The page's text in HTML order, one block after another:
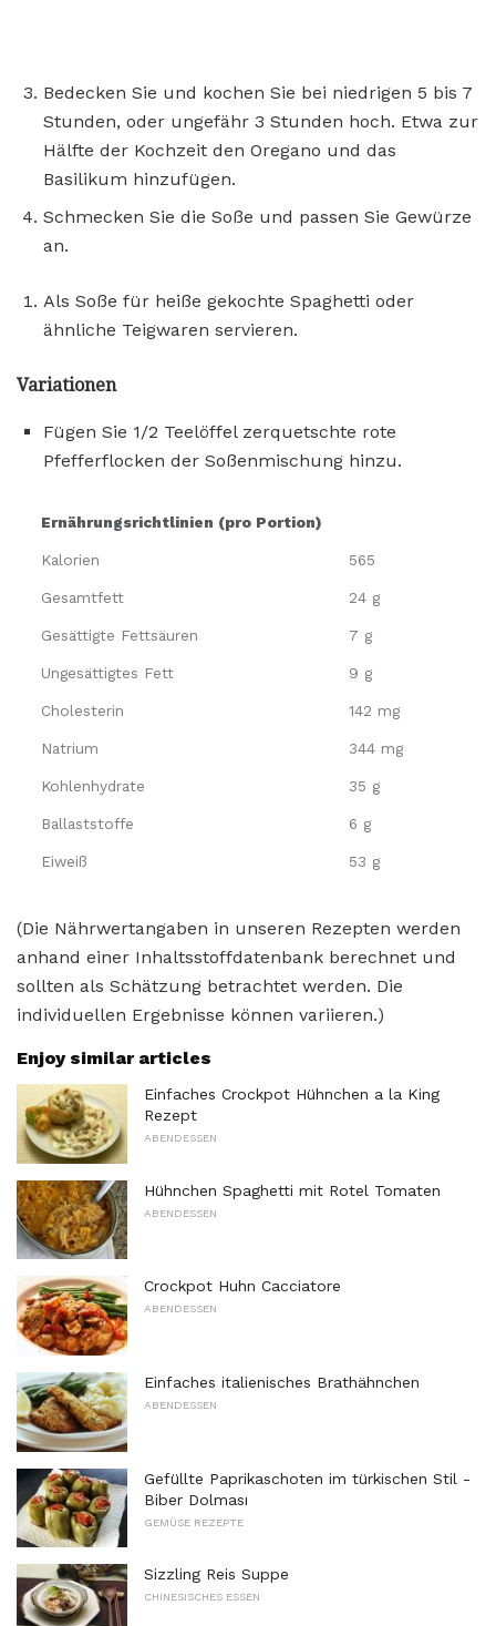
Bedecken Sie und kochen Sie bei niedrigen 5 bis 7
Stunden, oder ungefähr 3 Stunden hoch. Etwa zur
Hälfte der Kochzeit den Oregano und das
Basilikum hinzufügen.
Schmecken Sie die Soße und passen Sie Gewürze
an.
Als Soße für heiße gekochte Spaghetti oder
ähnliche Teigwaren servieren.
Variationen
Fügen Sie 1/2 Teelöffel zerquetschte rote
Pfefferflocken der Soßenmischung hinzu.
Ernährungsrichtlinien (pro Portion)
Kalorien 565
Gesamtfett 24 g
Gesättigte Fettsäuren 7 g
Ungesättigtes Fett 9 g
Cholesterin 142 mg
Natrium 344 mg
Kohlenhydrate 35 g
Ballaststoffe 6 g
Eiweiß 53 g
(Die Nährwertangaben in unseren Rezepten werden
anhand einer Inhaltsstoffdatenbank berechnet und
sollten als Schätzung betrachtet werden. Die
individuellen Ergebnisse können variieren.)
Enjoy similar articles
Einfaches Crockpot Hühnchen a la King
Rezept
ABENDESSEN
Hühnchen Spaghetti mit Rotel Tomaten
ABENDESSEN
Crockpot Huhn Cacciatore
ABENDESSEN
Einfaches italienisches Brathähnchen
ABENDESSEN
Gefüllte Paprikaschoten im türkischen Stil -
Biber Dolması
GEMÜSE REZEPTE
Sizzling Reis Suppe
CHINESISCHES ESSEN